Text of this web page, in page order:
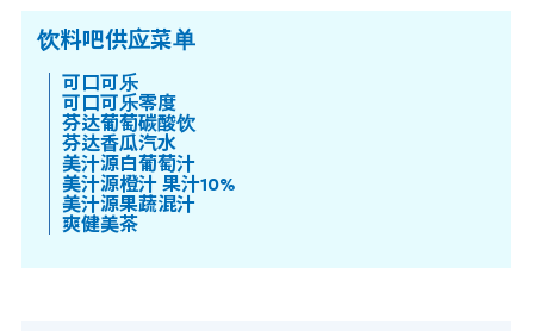
饮料吧供应菜单
可口可乐
可口可乐零度
芬达葡萄碳酸饮
芬达香瓜汽水
美汁源白葡萄汁
美汁源橙汁 果汁10%
美汁源果蔬混汁
爽健美茶